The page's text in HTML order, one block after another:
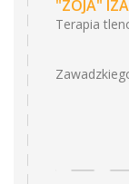
"ZOJA"
Terapia